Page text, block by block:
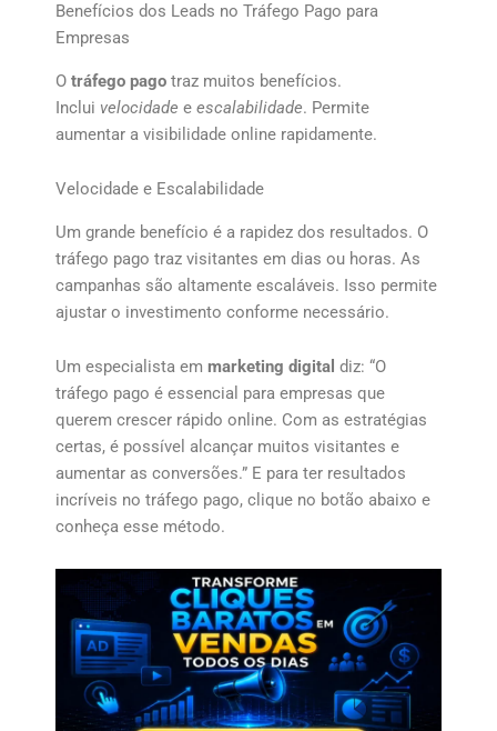
Benefícios dos Leads no Tráfego Pago para
Empresas
O tráfego pago traz muitos benefícios.
Inclui velocidade e escalabilidade. Permite
aumentar a visibilidade online rapidamente.
Velocidade e Escalabilidade
Um grande benefício é a rapidez dos resultados. O
tráfego pago traz visitantes em dias ou horas. As
campanhas são altamente escaláveis. Isso permite
ajustar o investimento conforme necessário.
Um especialista em marketing digital diz: “O
tráfego pago é essencial para empresas que
querem crescer rápido online. Com as estratégias
certas, é possível alcançar muitos visitantes e
aumentar as conversões.” E para ter resultados
incríveis no tráfego pago, clique no botão abaixo e
conheça esse método.